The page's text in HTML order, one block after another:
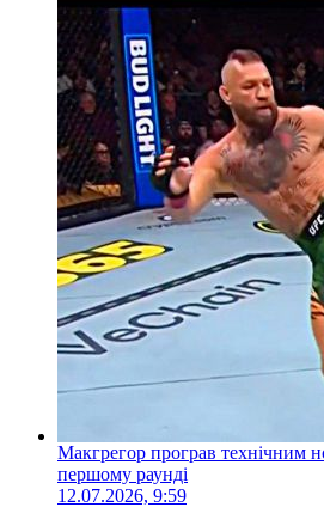
Макгрегор програв технічним
першому раунді
12.07.2026, 9:59